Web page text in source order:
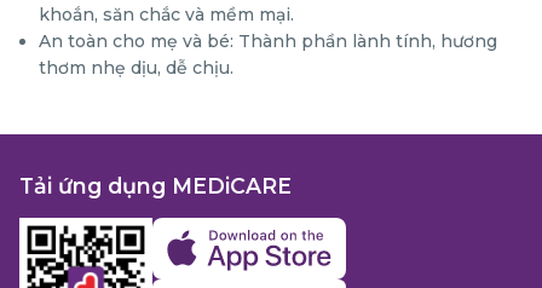
khoắn, săn chắc và mềm mại.
An toàn cho mẹ và bé: Thành phần lành tính, hương
thơm nhẹ dịu, dễ chịu.
Tải ứng dụng MEDiCARE